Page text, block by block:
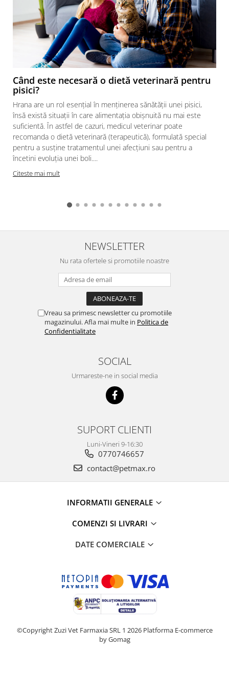
Când este necesară o dietă veterinară pentru
pisici?
Hrana are un rol esențial în menținerea sănătății unei pisici,
însă există situații în care alimentația obișnuită nu mai este
suficientă. În astfel de cazuri, medicul veterinar poate
recomanda o dietă veterinară (terapeutică), formulată special
pentru a susține tratamentul unei afecțiuni sau pentru a
încetini evoluția unei boli....
Citeste mai mult
NEWSLETTER
Nu rata ofertele si promotiile noastre
Vreau sa primesc newsletter cu promotiile
magazinului. Afla mai multe in Politica de
Confidentialitate
SOCIAL
Urmareste-ne in social media
SUPORT CLIENTI
Luni-Vineri 9-16:30
0770746657
contact@petmax.ro
INFORMATII GENERALE
COMENZI SI LIVRARI
DATE COMERCIALE
©Copyright Zuzi Vet Farmaxia SRL 1 2026 Platforma E-commerce
by Gomag